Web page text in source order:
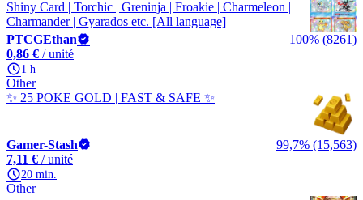
Shiny Card | Torchic | Greninja | Froakie | Charmeleon |
Charmander | Gyarados etc. [All language]
PTCGEthan
100% (8261)
0,86 € / unité
1 h
Other
✨ 25 POKE GOLD | FAST & SAFE ✨
Gamer-Stash
99,7% (15,563)
7,11 € / unité
20 min.
Other